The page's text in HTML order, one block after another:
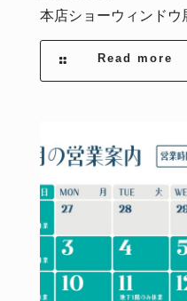
本店ショーウィンドウ
Read more